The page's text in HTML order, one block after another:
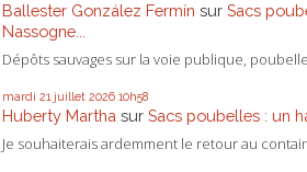
Ballester González Fermín sur Sacs
Nassogne...
Dépôts sauvages sur la voie publique,
mardi 21 juillet 2026 10h58
Huberty Martha sur Sacs poubelles : un
Je souhaiterais ardemment le retour au